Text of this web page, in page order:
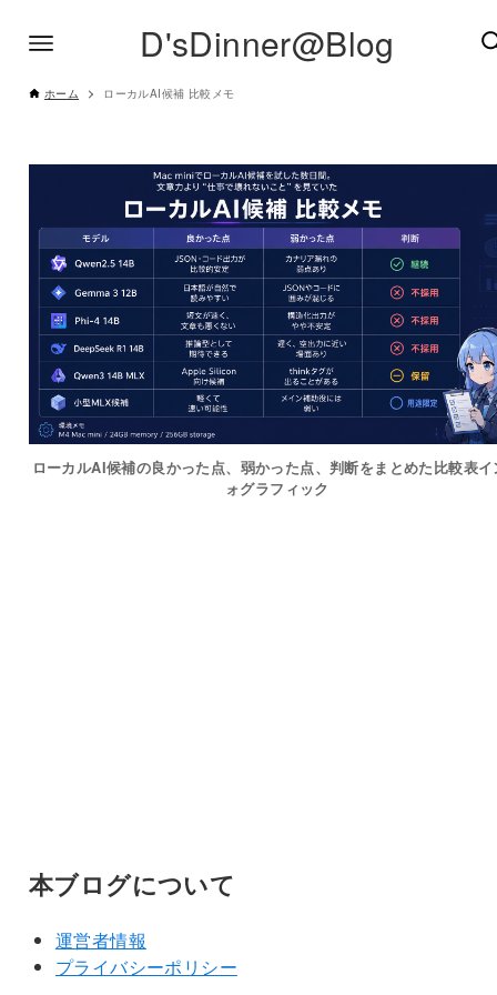
D'sDinner@Blog
ホーム ローカルAI候補 比較メモ
ローカルAI候補の良かった点、弱かった点、判断をまとめた比較表イ
ォグラフィック
本ブログについて
運営者情報
プライバシーポリシー